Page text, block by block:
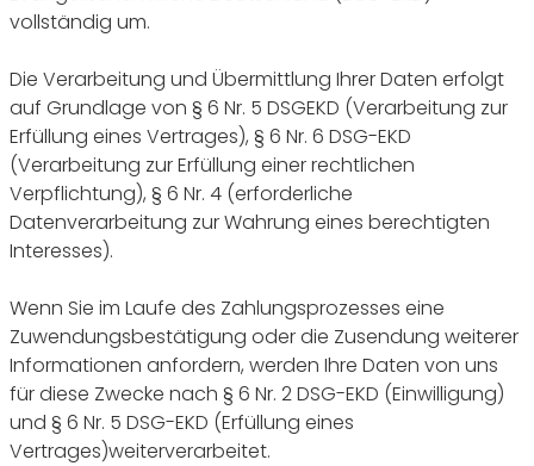
vollständig um.
Die Verarbeitung und Übermittlung Ihrer Daten erfolgt
auf Grundlage von § 6 Nr. 5 DSGEKD (Verarbeitung zur
Erfüllung eines Vertrages), § 6 Nr. 6 DSG-EKD
(Verarbeitung zur Erfüllung einer rechtlichen
Verpflichtung), § 6 Nr. 4 (erforderliche
Datenverarbeitung zur Wahrung eines berechtigten
Interesses).
Wenn Sie im Laufe des Zahlungsprozesses eine
Zuwendungsbestätigung oder die Zusendung weiterer
Informationen anfordern, werden Ihre Daten von uns
für diese Zwecke nach § 6 Nr. 2 DSG-EKD (Einwilligung)
und § 6 Nr. 5 DSG-EKD (Erfüllung eines
Vertrages)weiterverarbeitet.